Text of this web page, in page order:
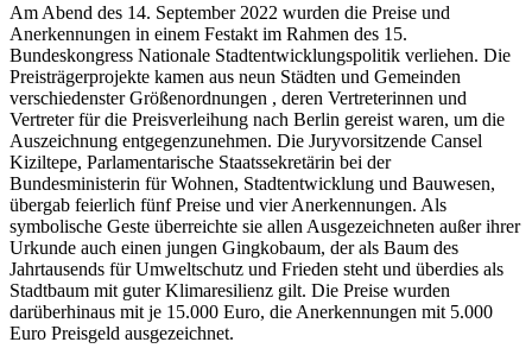
Am Abend des 14. September 2022 wurden die Preise und
Anerkennungen in einem Festakt im Rahmen des 15.
Bundeskongress Nationale Stadtentwicklungspolitik verliehen. Die
Preisträgerprojekte kamen aus neun Städten und Gemeinden
verschiedenster Größenordnungen , deren Vertreterinnen und
Vertreter für die Preisverleihung nach Berlin gereist waren, um die
Auszeichnung entgegenzunehmen. Die Juryvorsitzende Cansel
Kiziltepe, Parlamentarische Staatssekretärin bei der
Bundesministerin für Wohnen, Stadtentwicklung und Bauwesen,
übergab feierlich fünf Preise und vier Anerkennungen. Als
symbolische Geste überreichte sie allen Ausgezeichneten außer ihrer
Urkunde auch einen jungen Gingkobaum, der als Baum des
Jahrtausends für Umweltschutz und Frieden steht und überdies als
Stadtbaum mit guter Klimaresilienz gilt. Die Preise wurden
darüberhinaus mit je 15.000 Euro, die Anerkennungen mit 5.000
Euro Preisgeld ausgezeichnet.